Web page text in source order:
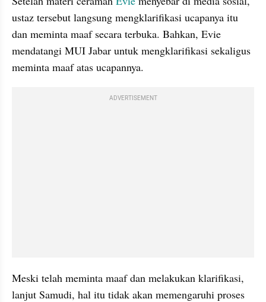
ustaz tersebut langsung mengklarifikasi ucapanya itu
dan meminta maaf secara terbuka. Bahkan, Evie
mendatangi MUI Jabar untuk mengklarifikasi sekaligus
meminta maaf atas ucapannya.
ADVERTISEMENT
Meski telah meminta maaf dan melakukan klarifikasi,
lanjut Samudi, hal itu tidak akan memengaruhi proses